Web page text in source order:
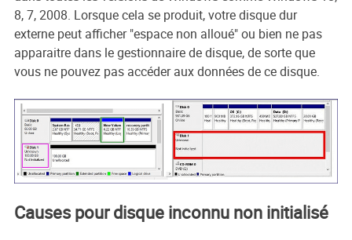
8, 7, 2008. Lorsque cela se produit, votre disque dur
externe peut afficher "espace non alloué" ou bien ne pas
apparaitre dans le gestionnaire de disque, de sorte que
vous ne pouvez pas accéder aux données de ce disque.
Causes pour disque inconnu non initialisé